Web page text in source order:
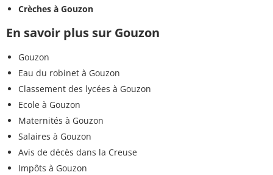
Crèches à Gouzon
En savoir plus sur Gouzon
Gouzon
Eau du robinet à Gouzon
Classement des lycées à Gouzon
Ecole à Gouzon
Maternités à Gouzon
Salaires à Gouzon
Avis de décès dans la Creuse
Impôts à Gouzon